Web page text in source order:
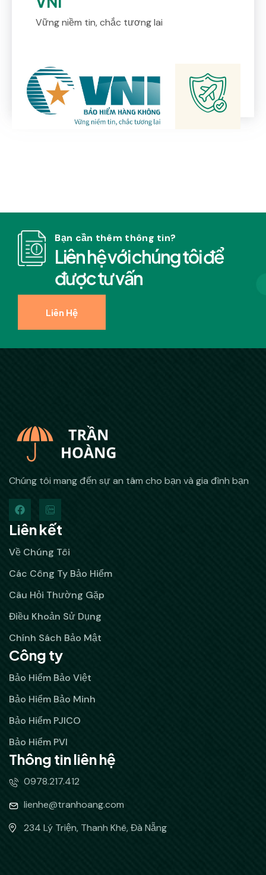
Vững niềm tin, chắc tương lai
Bạn cần thêm thông tin?
Liênhệvớichúngtôiđể
đượctưvấn
Liên Hệ
Chúng tôi mang đến sự an tâm cho bạn và gia đình bạn
Liên kết
Về Chúng Tôi
Các Công Ty Bảo Hiểm
Câu Hỏi Thường Gặp
Điều Khoản Sử Dụng
Chính Sách Bảo Mật
Công ty
Bảo Hiểm Bảo Việt
Bảo Hiểm Bảo Minh
Bảo Hiểm PJICO
Bảo Hiểm PVI
Thông tin liên hệ
0978.217.412
lienhe@tranhoang.com
234 Lý Triện, Thanh Khê, Đà Nẵng